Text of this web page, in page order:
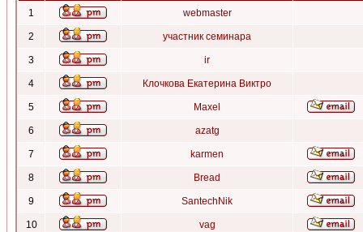
1 webmaster
2 участник семинара
3 ir
4 Клочкова Екатерина Виктро
5 Maxel
6 azatg
7 karmen
8 Bread
9 SantechNik
10 vag